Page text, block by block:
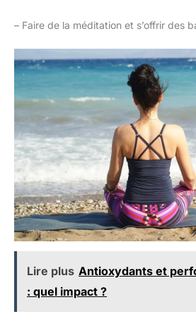
– Faire de la méditation et s’offrir des
Lire plus Antioxydants et
: quel impact ?